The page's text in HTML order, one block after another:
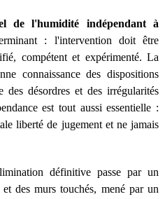
de l'humidité indépendant à
: l'intervention doit être
compétent et expérimenté. La
connaissance des dispositions
des désordres et des irrégularités
est tout aussi essentielle :
liberté de jugement et ne jamais
définitive passe par un
des murs touchés, mené par un